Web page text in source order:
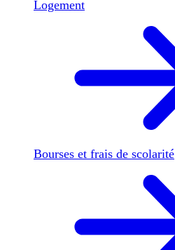
Logement
Bourses et frais de scolarité